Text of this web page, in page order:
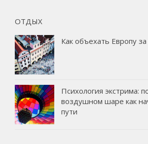
ОТДЫХ
Как объехать Европу
Психология экстрима:
воздушном шаре как
пути